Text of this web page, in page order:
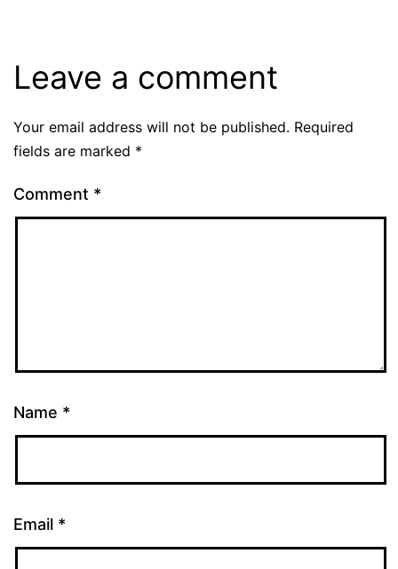
Leave a comment
Your email address will not be published. Required
fields are marked *
Comment *
Name *
Email *